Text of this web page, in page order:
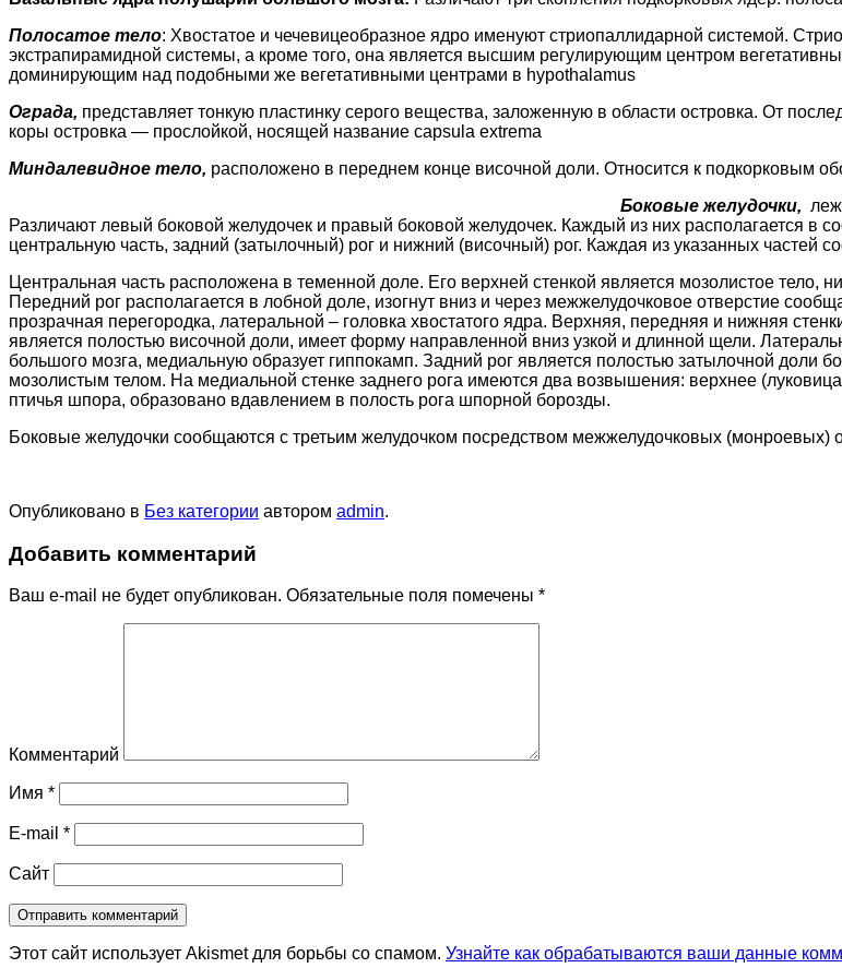
Полосатое тело: Хвостатое и чечевицеобразное ядро именуют стриопаллидарной системой.
экстрапирамидной системы, а кроме того, она является высшим регулирующим центром
доминирующим над подобными же вегетативными центрами в hypothalamus
Ограда, представляет тонкую пластинку серого вещества, заложенную в области островка. От
коры островка — прослойкой, носящей название capsula extrema
Миндалевидное тело, расположено в переднем конце височной доли. Относится к подкорковым
Боковые желудочки,
Различают левый боковой желудочек и правый боковой желудочек. Каждый из них располагается
центральную часть, задний (затылочный) рог и нижний (височный) рог. Каждая из указанных частей
Центральная часть расположена в теменной доле. Его верхней стенкой является мозолистое тело,
Передний рог располагается в лобной доле, изогнут вниз и через межжелудочковое отверстие
прозрачная перегородка, латеральной – головка хвостатого ядра. Верхняя, передняя и нижняя
является полостью височной доли, имеет форму направленной вниз узкой и длинной щели.
большого мозга, медиальную образует гиппокамп. Задний рог является полостью затылочной доли
мозолистым телом. На медиальной стенке заднего рога имеются два возвышения: верхнее
птичья шпора, образовано вдавлением в полость рога шпорной борозды.
Боковые желудочки сообщаются с третьим желудочком посредством межжелудочковых (монроевых)
Опубликовано в Без категории автором admin.
Добавить комментарий
Ваш e-mail не будет опубликован. Обязательные поля помечены *
Комментарий
Имя *
E-mail *
Сайт
Этот сайт использует Akismet для борьбы со спамом. Узнайте как обрабатываются ваши данные